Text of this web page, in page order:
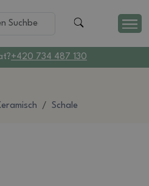
+420 734 487 130
Schale